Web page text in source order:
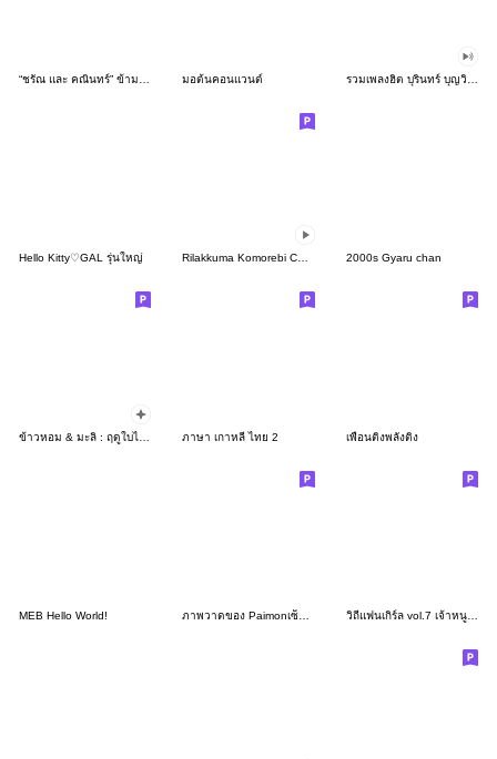
มอต้นคอนแวนต์
Hello Kitty♡GAL รุ่นใหญ่ Rilakkuma Komorebi Camp 2000s Gyaru chan
ภาษา เกาหลี ไทย 2 เพื่อนติ่งพลังติ่ง
MEB Hello World! วิถีแฟนเกิร์ล vol.7 เจ้าหนูของแม่